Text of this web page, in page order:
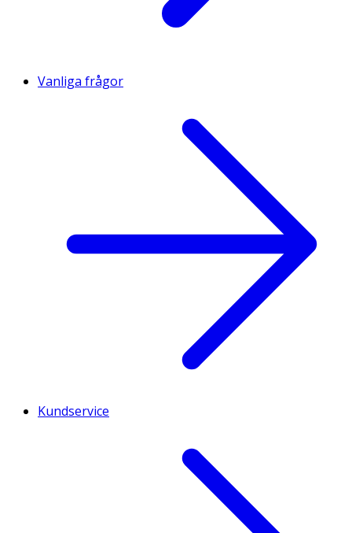
Vanliga frågor
Kundservice